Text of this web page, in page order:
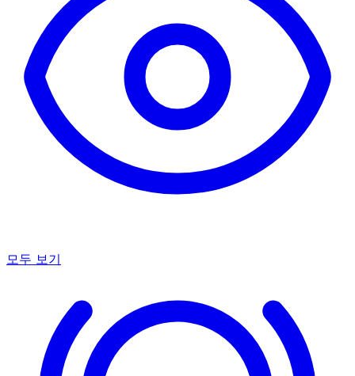
모두 보기